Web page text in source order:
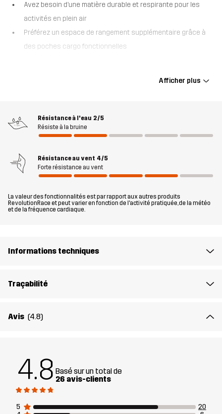
Avez besoin d’une matière durable et respirante pour les
activités en plein air
Préférez un espace de rangement supplémentaire grâce à
des poches cargo fonctionnelles
aussi bien vos aventures en plein air que votre quotidien, en
coupe ample crée une sensation décontractée avec une grande
liberté de mouvement. Une taille élastiquée apporte un confort au
poches cargo, permettent de garder vos objets essentiels à
portée de main. Les bas de jambe ajustables permettent de
selon votre style et votre activité.
Conçu pour
Numéro
d'article
Afficher plus
Résistance à l'eau 2/5
Résiste à la bruine
Résistance au vent 4/5
Forte résistance au vent
La valeur des fonctionnalités est par rapport aux autres produits
RevolutionRace et peut varier en fonction de l'activité pratiquée, de la météo
et de la fréquence cardiaque.
Informations techniques
Traçabilité
Avis (4.8)
4.8 Basé sur un total de
26 avis-clients
5
20